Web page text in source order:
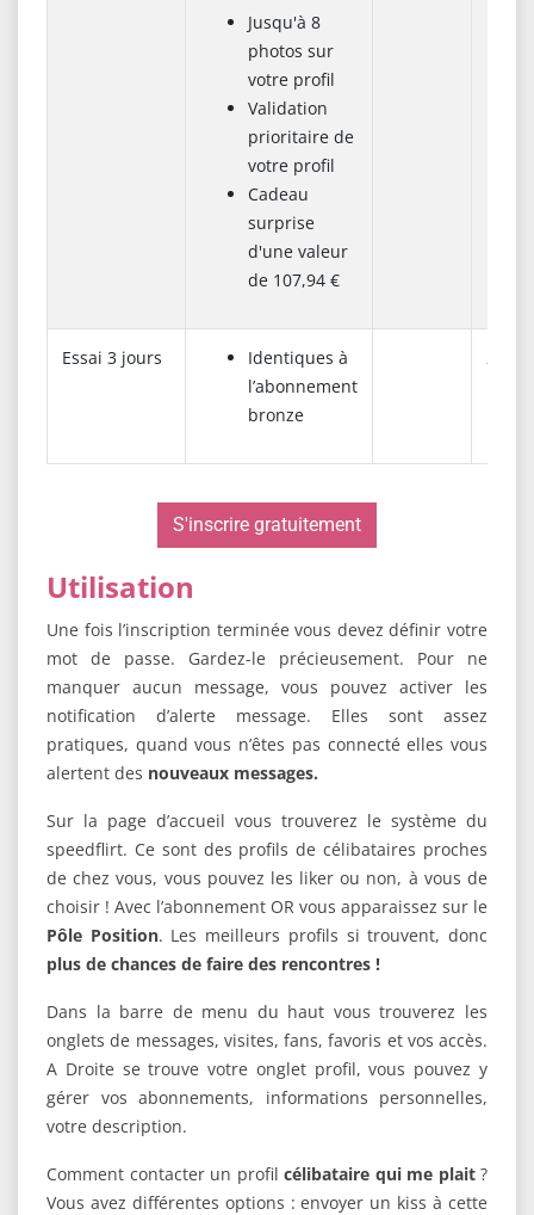
Jusqu'à 8
photos sur
votre profil
Validation
prioritaire de
votre profil
Cadeau
surprise
d'une valeur
de 107,94 €
Essai 3 jours
Identiques à
l’abonnement
bronze
S'inscrire gratuitement
Utilisation
Une fois l’inscription terminée vous devez définir votre
mot de passe. Gardez-le précieusement. Pour ne
manquer aucun message, vous pouvez activer les
notification d’alerte message. Elles sont assez
pratiques, quand vous n’êtes pas connecté elles vous
alertent des nouveaux messages.
Sur la page d’accueil vous trouverez le système du
speedflirt. Ce sont des profils de célibataires proches
de chez vous, vous pouvez les liker ou non, à vous de
choisir ! Avec l’abonnement OR vous apparaissez sur le
Pôle Position. Les meilleurs profils si trouvent, donc
plus de chances de faire des rencontres !
Dans la barre de menu du haut vous trouverez les
onglets de messages, visites, fans, favoris et vos accès.
A Droite se trouve votre onglet profil, vous pouvez y
gérer vos abonnements, informations personnelles,
votre description.
Comment contacter un profil célibataire qui me plait?
Vous avez différentes options : envoyer un kiss à cette